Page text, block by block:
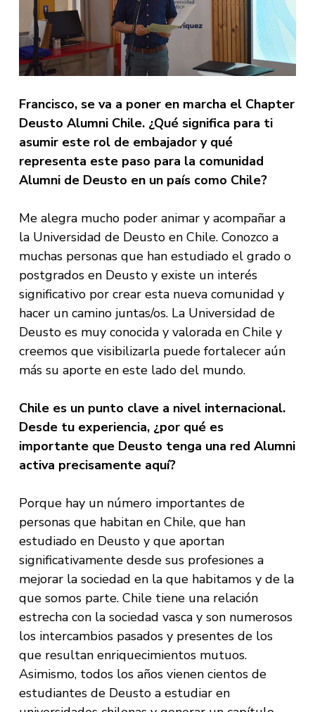
Francisco, se va a poner en marcha el Chapter
Deusto Alumni Chile. ¿Qué significa para ti
asumir este rol de embajador y qué
representa este paso para la comunidad
Alumni de Deusto en un país como Chile?
Me alegra mucho poder animar y acompañar a
la Universidad de Deusto en Chile. Conozco a
muchas personas que han estudiado el grado o
postgrados en Deusto y existe un interés
significativo por crear esta nueva comunidad y
hacer un camino juntas/os. La Universidad de
Deusto es muy conocida y valorada en Chile y
creemos que visibilizarla puede fortalecer aún
más su aporte en este lado del mundo.
Chile es un punto clave a nivel internacional.
Desde tu experiencia, ¿por qué es
importante que Deusto tenga una red Alumni
activa precisamente aquí?
Porque hay un número importantes de
personas que habitan en Chile, que han
estudiado en Deusto y que aportan
significativamente desde sus profesiones a
mejorar la sociedad en la que habitamos y de la
que somos parte. Chile tiene una relación
estrecha con la sociedad vasca y son numerosos
los intercambios pasados y presentes de los
que resultan enriquecimientos mutuos.
Asimismo, todos los años vienen cientos de
estudiantes de Deusto a estudiar en